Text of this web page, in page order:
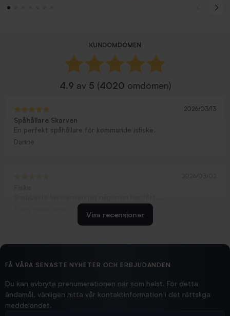
KUNDOMDÖMEN
4.9 av 5 (4020 omdömen)
2026/03/13
Spåhållare Skarven
En perfekt spåhållare för kommande isfiske.
Danne
2026/02/19
Hittade exakt vad jag behövde. Snabb och bra...
Visa recensioner
FÅ VÅRA SENASTE NYHETER OCH ERBJUDANDEN
Du kan avbryta prenumerationen när som helst. För detta
ändamål, vänligen hitta vår kontaktinformation i det rättsliga
meddelandet.